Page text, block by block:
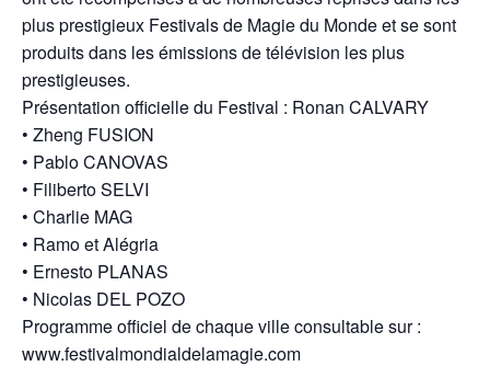
plus prestigieux Festivals de Magie du Monde et se sont
produits dans les émissions de télévision les plus
prestigieuses.
Présentation officielle du Festival : Ronan CALVARY
• Zheng FUSION
• Pablo CANOVAS
• Filiberto SELVI
• Charlie MAG
• Ramo et Alégria
• Ernesto PLANAS
• Nicolas DEL POZO
Programme officiel de chaque ville consultable sur :
www.festivalmondialdelamagie.com